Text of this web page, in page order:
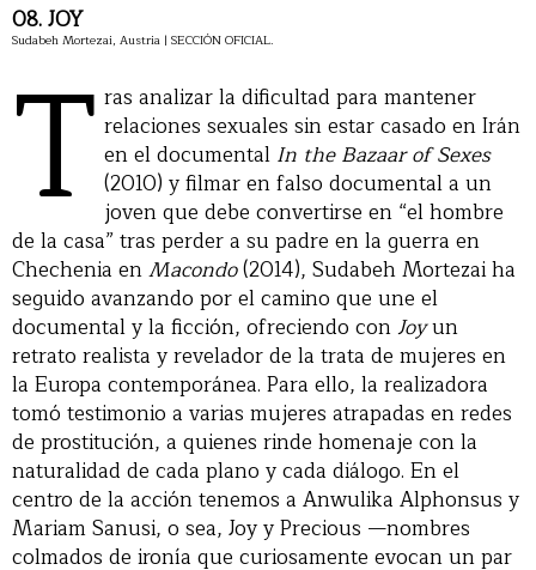
08. JOY
Sudabeh Mortezai, Austria | SECCIÓN OFICIAL.
T ras analizar la dificultad para mantener
relaciones sexuales sin estar casado en Irán
en el documental In the Bazaar of Sexes
(2010) y filmar en falso documental a un
joven que debe convertirse en “el hombre
de la casa” tras perder a su padre en la guerra en
Chechenia enMacondo(2014), Sudabeh Mortezai ha
seguido avanzando por el camino que une el
documental y la ficción, ofreciendo conJoyun
retrato realista y revelador de la trata de mujeres en
la Europa contemporánea. Para ello, la realizadora
tomó testimonio a varias mujeres atrapadas en redes
de prostitución, a quienes rinde homenaje con la
naturalidad de cada plano y cada diálogo. En el
centro de la acción tenemos a Anwulika Alphonsus y
Mariam Sanusi, o sea, Joy y Precious —nombres
colmados de ironía que curiosamente evocan un par